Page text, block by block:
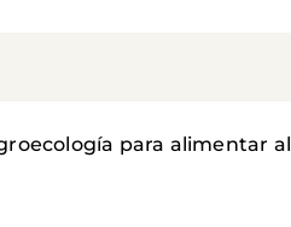
para alimentar al